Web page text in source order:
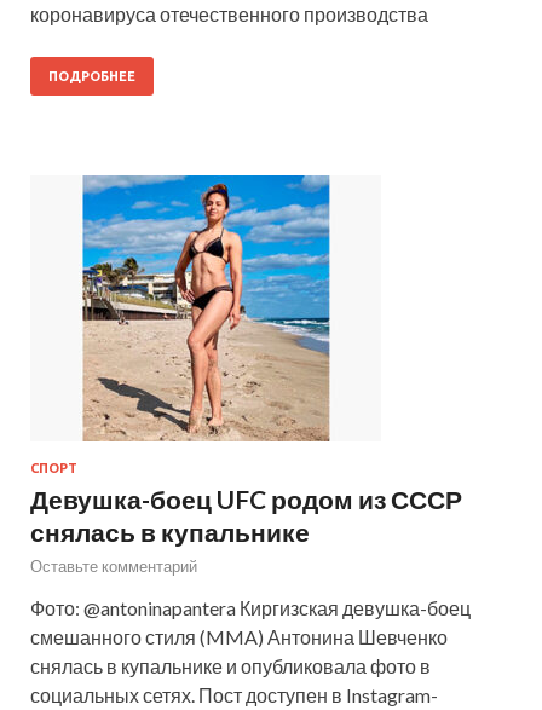
коронавируса отечественного производства
ПОДРОБНЕЕ
СПОРТ
Девушка-боец UFC родом из СССР
снялась в купальнике
Оставьте комментарий
Фото: @antoninapantera Киргизская девушка-боец
смешанного стиля (MMA) Антонина Шевченко
снялась в купальнике и опубликовала фото в
социальных сетях. Пост доступен в Instagram-